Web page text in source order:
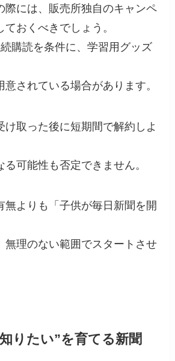
際には、販売所独自のキャンペ
おくべきでしょう。
続購読を条件に、学習用グッズ
意されている場合があります。
け取った後に短期間で解約しよ
可能性も否定できません。
無よりも「子供が毎日新聞を開
無理のない範囲でスタートさせ
りたい”を育てる新聞